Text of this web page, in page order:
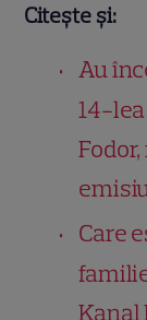
Citește și:
Au
14-
Care
Kanal